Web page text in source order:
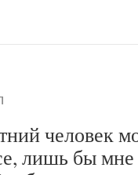
человек
лишь бы